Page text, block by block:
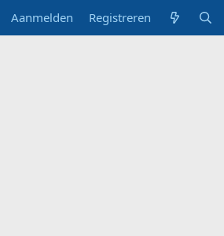
Aanmelden Registreren